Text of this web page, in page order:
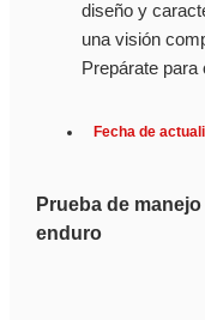
diseño y
una visión
Prepárate
Fecha de
Prueba de
enduro